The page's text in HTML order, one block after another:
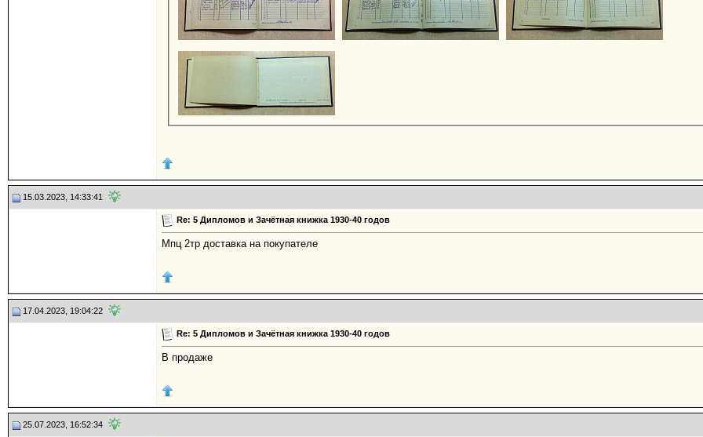
15.03.2023, 14:33:41
Re: 5 Дипломов и Зачётная книжка 1930-40 годов
Мпц 2тр доставка на покупателе
17.04.2023, 19:04:22
Re: 5 Дипломов и Зачётная книжка 1930-40 годов
В продаже
25.07.2023, 16:52:34